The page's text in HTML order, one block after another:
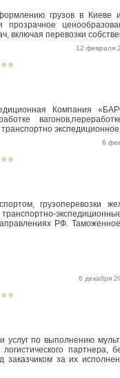
грузов в Киеве
включая перевозки
12 февраля
Компания
экспедиционное
6
грузоперевозки
РФ.
6 декабря
услуг по выполнению
партнера,
заказчиком за их